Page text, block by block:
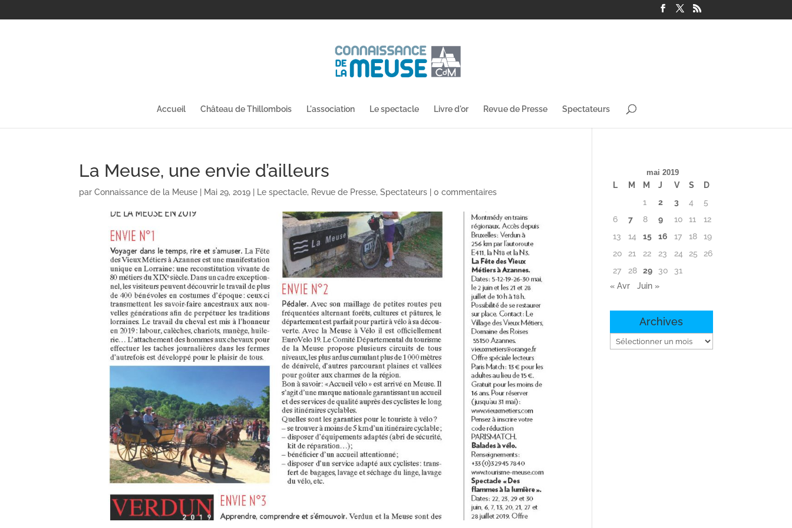
Accueil Château de Thillombois L'association Le spectacle Livre d'or Revue de Presse Spectateurs
La Meuse, une envie d’ailleurs
parConnaissance de la Meuse | Mai 29, 2019 | Le spectacle, Revue de Presse,Spectateurs |0 commentaires
mai 2019
L M M J V S
D
1
2 3 4
5
6
7 8 9 10 11
12
13
14 15 16 17 18
19
20
21 22 23 24 25
26
27
28 29 30
31
« Avr
Juin »
Archives
Archives